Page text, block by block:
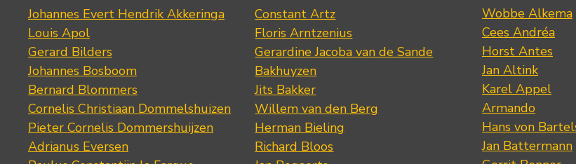
Johannes Evert Hendrik Akkeringa
Louis Apol
Gerard Bilders
Johannes Bosboom
Bernard Blommers
Cornelis Christiaan Dommelshuizen
Pieter Cornelis Dommershuijzen
Adrianus Eversen
Constant Artz
Floris Arntzenius
Gerardine Jacoba van de Sande
Bakhuyzen
Jits Bakker
Willem van den Berg
Herman Bieling
Richard Bloos
Wobbe Alkema
Cees Andréa
Horst Antes
Jan Altink
Karel Appel
Armando
Hans von
Jan Battermann